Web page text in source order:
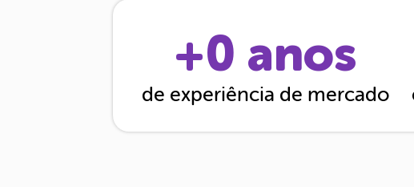
+0 anos
de experiência de mercado